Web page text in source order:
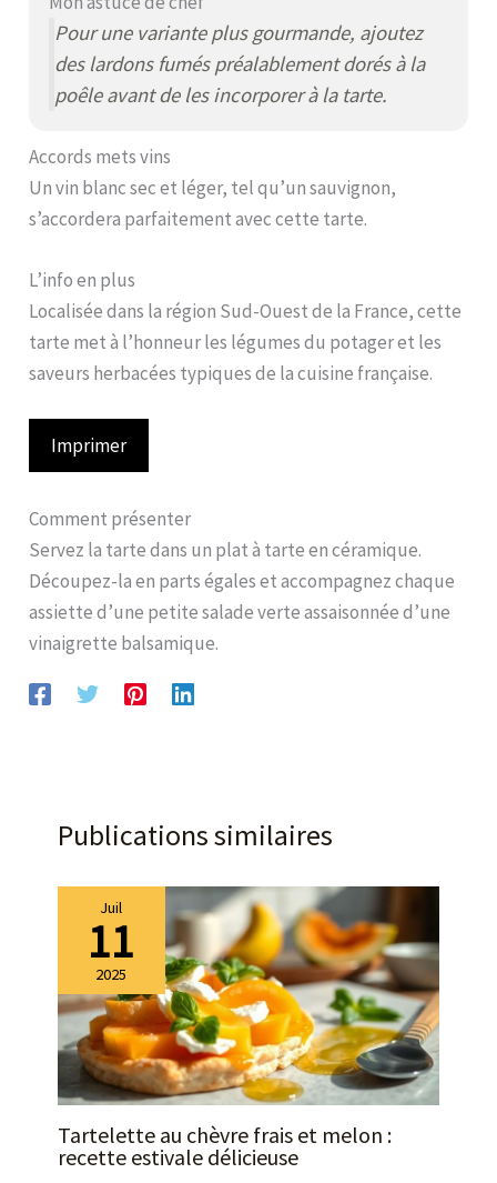
Pour une variante plus gourmande, ajoutez
des lardons fumés préalablement dorés à la
poêle avant de les incorporer à la tarte.
Accords mets vins
Un vin blanc sec et léger, tel qu’un sauvignon,
s’accordera parfaitement avec cette tarte.
L’info en plus
Localisée dans la région Sud-Ouest de la France, cette
tarte met à l’honneur les légumes du potager et les
saveurs herbacées typiques de la cuisine française.
Imprimer
Comment présenter
Servez la tarte dans un plat à tarte en céramique.
Découpez-la en parts égales et accompagnez chaque
assiette d’une petite salade verte assaisonnée d’une
vinaigrette balsamique.
Publications similaires
Juil
11
2025
Tartelette au chèvre frais et melon :
recette estivale délicieuse